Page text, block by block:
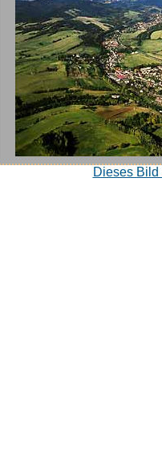
Dieses Bild